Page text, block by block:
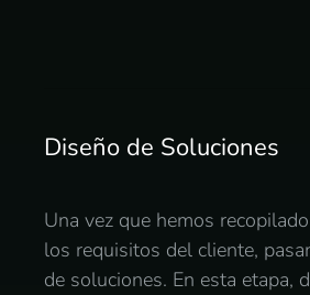
Diseño de Soluciones
Una vez que hemos
los requisitos del cliente,
de soluciones. En esta etapa,